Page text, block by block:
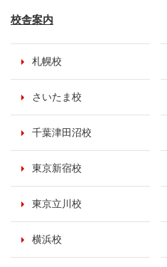
校舎案内
札幌校
さいたま校
千葉津田沼校
東京新宿校
東京立川校
横浜校